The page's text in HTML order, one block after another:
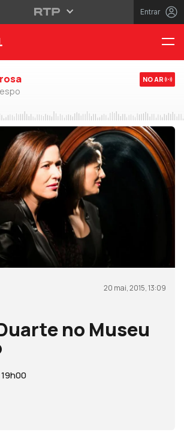
Entrar
NO AR
20 mai, 2015, 13:09
no Museu